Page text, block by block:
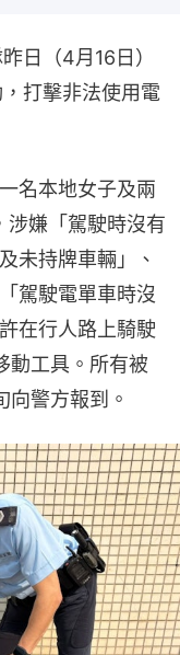
日（4月16日）
打擊非法使用電
名本地女子及兩
嫌「駕駛時沒有
未持牌車輛」、
駕駛電單車時沒
在行人路上騎駛
動工具。所有被
警方報到。